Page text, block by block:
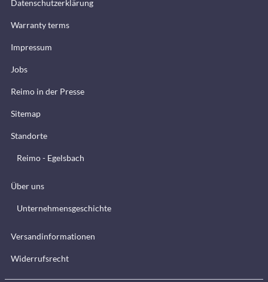
Datenschutzerklärung
Warranty terms
Impressum
Jobs
Reimo in der Presse
Sitemap
Standorte
Reimo - Egelsbach
Über uns
Unternehmensgeschichte
Versandinformationen
Widerrufsrecht